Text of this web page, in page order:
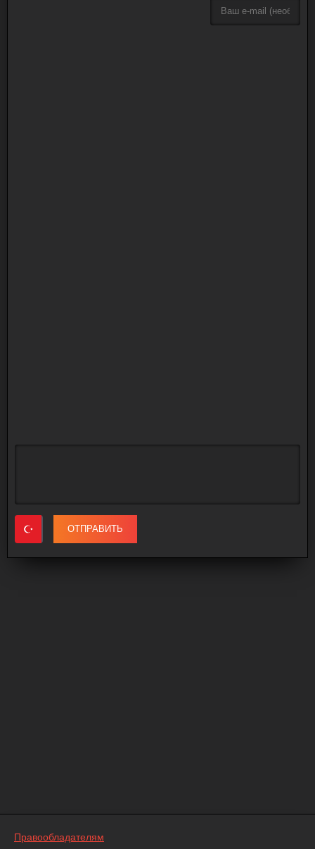
ОТПРАВИТЬ
Правообладателям